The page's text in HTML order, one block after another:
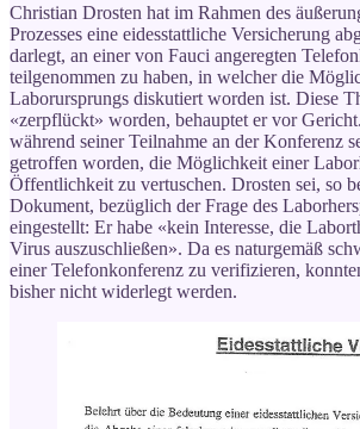
Christian Drosten hat im Rahmen des
Prozesses eine eidesstattliche Versicherung
darlegt, an einer von Fauci angeregten
teilgenommen zu haben, in welcher die
Laborursprungs diskutiert worden ist. Diese
«zerpflückt» worden, behauptet er vor
während seiner Teilnahme an der Konferenz
getroffen worden, die Möglichkeit einer
Öffentlichkeit zu vertuschen. Drosten sei, so
Dokument, bezüglich der Frage des
eingestellt: Er habe «kein Interesse, die
Virus auszuschließen». Da es naturgemäß
einer Telefonkonferenz zu verifizieren,
bisher nicht widerlegt werden.